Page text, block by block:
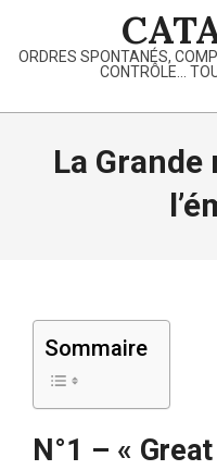
content
ORDRES SPONTANÉS,
CONTRÔLE…
Primary
La
Sommaire
N°1 – «